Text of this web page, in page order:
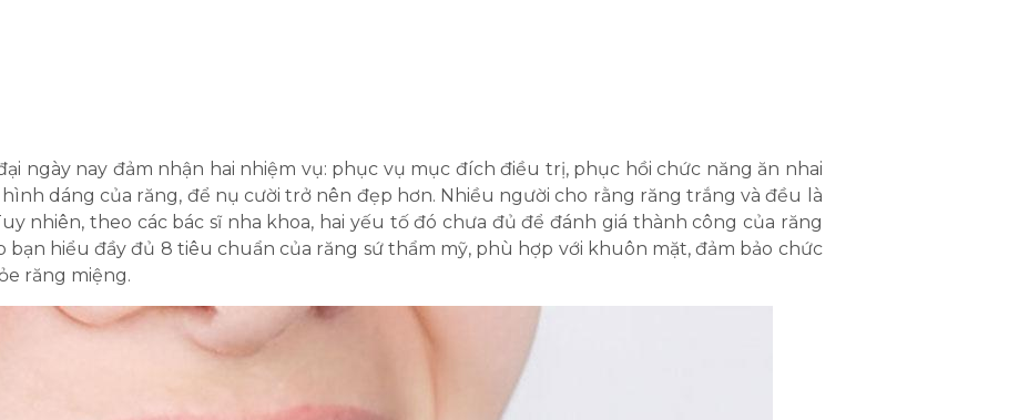
ngày nay đảm nhận hai nhiệm vụ: phục vụ mục đích điều trị, phục hồi chức năng ăn nhai
dáng của răng, để nụ cười trở nên đẹp hơn. Nhiều người cho rằng răng trắng và đều là
nhiên, theo các bác sĩ nha khoa, hai yếu tố đó chưa đủ để đánh giá thành công của răng
bạn hiểu đầy đủ 8 tiêu chuẩn của răng sứ thẩm mỹ, phù hợp với khuôn mặt, đảm bảo chức
răng miệng.